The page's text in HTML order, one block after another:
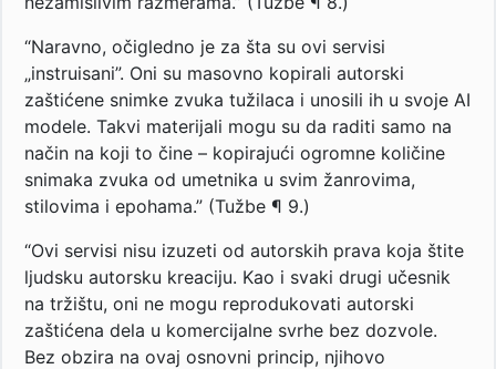
“Naravno, očigledno je za šta su ovi servisi
„instruisani”. Oni su masovno kopirali autorski
zaštićene snimke zvuka tužilaca i unosili ih u svoje AI
modele. Takvi materijali mogu su da raditi samo na
način na koji to čine – kopirajući ogromne količine
snimaka zvuka od umetnika u svim žanrovima,
stilovima i epohama.” (Tužbe ¶ 9.)
“Ovi servisi nisu izuzeti od autorskih prava koja štite
ljudsku autorsku kreaciju. Kao i svaki drugi učesnik
na tržištu, oni ne mogu reprodukovati autorski
zaštićena dela u komercijalne svrhe bez dozvole.
Bez obzira na ovaj osnovni princip, njihovo